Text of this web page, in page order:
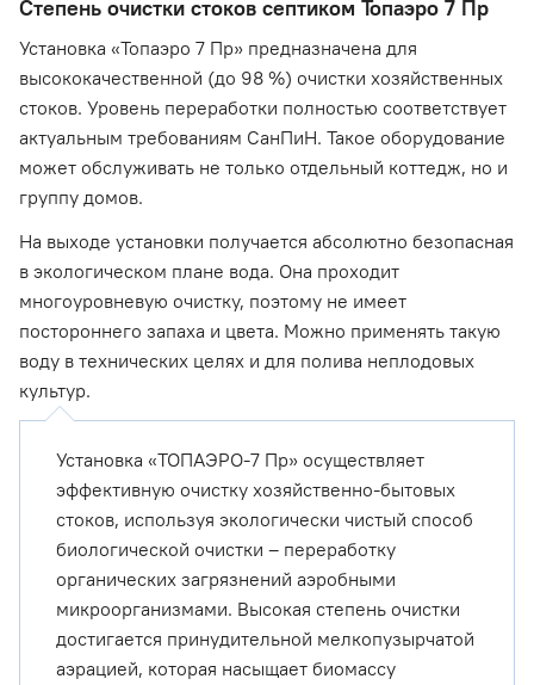
Степень очистки стоков септиком Топаэро 7 Пр
Установка «Топаэро 7 Пр» предназначена для
высококачественной (до 98 %) очистки хозяйственных
стоков. Уровень переработки полностью соответствует
актуальным требованиям СанПиН. Такое оборудование
может обслуживать не только отдельный коттедж, но и
группу домов.
На выходе установки получается абсолютно безопасная
в экологическом плане вода. Она проходит
многоуровневую очистку, поэтому не имеет
постороннего запаха и цвета. Можно применять такую
воду в технических целях и для полива неплодовых
культур.
Установка «ТОПАЭРО-7 Пр» осуществляет
эффективную очистку хозяйственно-бытовых
стоков, используя экологически чистый способ
биологической очистки – переработку
органических загрязнений аэробными
микроорганизмами. Высокая степень очистки
достигается принудительной мелкопузырчатой
аэрацией, которая насыщает биомассу